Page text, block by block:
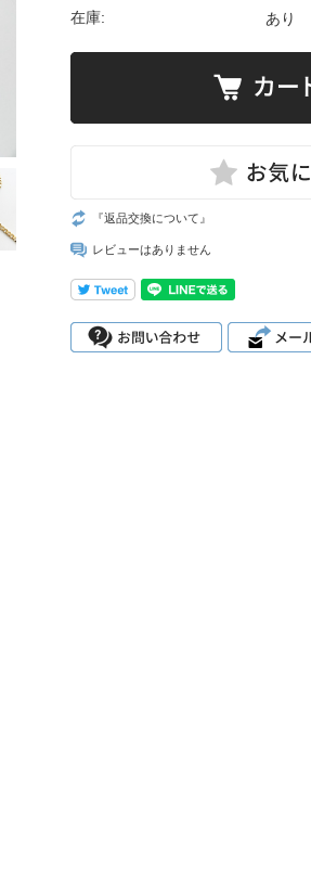
在庫: あり
『返品交換について』
レビューはありません